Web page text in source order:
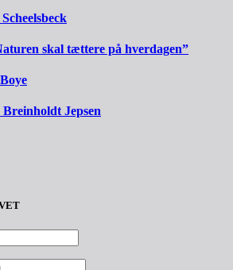
skal tættere på hverdagen”
Jepsen